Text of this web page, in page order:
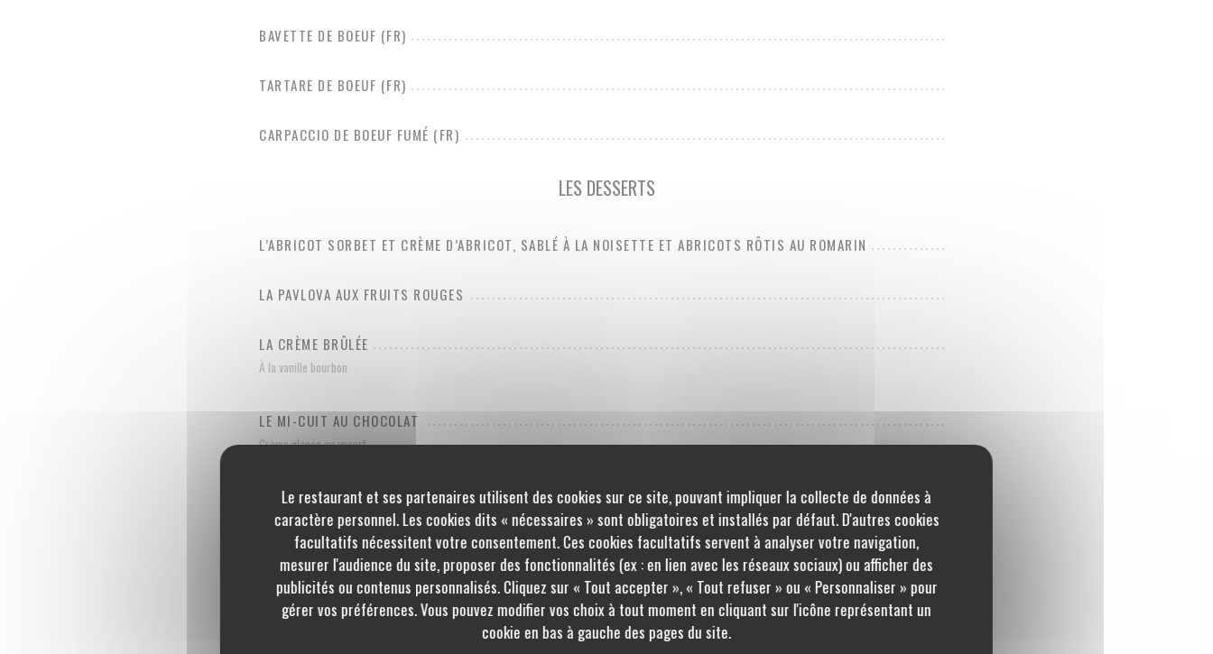
Le restaurant et ses partenaires utilisent des cookies sur ce site, pouvant impliquer la collecte de données à
caractère personnel. Les cookies dits « nécessaires » sont obligatoires et installés par défaut. D'autres cookies
facultatifs nécessitent votre consentement. Ces cookies facultatifs servent à analyser votre navigation,
mesurer l'audience du site, proposer des fonctionnalités (ex : en lien avec les réseaux sociaux) ou afficher des
publicités ou contenus personnalisés. Cliquez sur « Tout accepter », « Tout refuser » ou « Personnaliser » pour
gérer vos préférences. Vous pouvez modifier vos choix à tout moment en cliquant sur l'icône représentant un
cookie en bas à gauche des pages du site.
BAVETTE DE BOEUF (FR)
TARTARE DE BOEUF (FR)
CARPACCIO DE BOEUF FUMÉ (FR)
LES DESSERTS
L’ABRICOT SORBET ET CRÈME D’ABRICOT, SABLÉ À LA NOISETTE ET ABRICOTS RÔTIS AU ROMARIN
LA PAVLOVA AUX FRUITS ROUGES
LA CRÈME BRÛLÉE
À la vanille bourbon
LE MI-CUIT AU CHOCOLAT
Crème glacée au yaourt
LE PLATEAU DE FROMAGES
Et condiments
LE TROU DIGESTIF
Framboise ou Poire